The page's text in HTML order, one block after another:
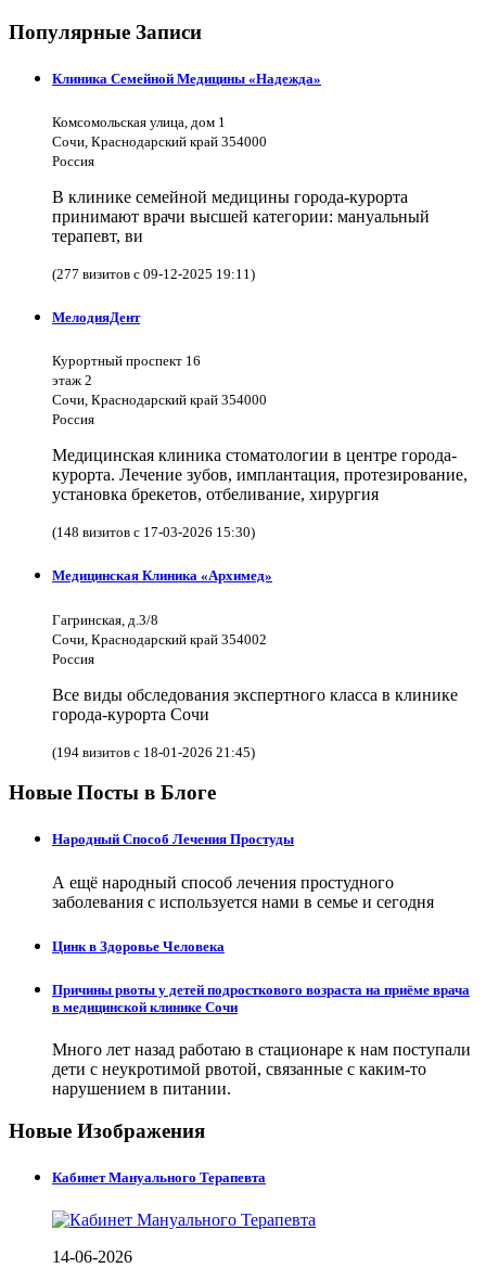
Популярные Записи
Клиника Семейной Медицины «Надежда»
Комсомольская улица, дом 1
Сочи, Краснодарский край 354000
Россия
В клинике семейной медицины города-курорта
принимают врачи высшей категории: мануальный
терапевт, ви
(277 визитов с 09-12-2025 19:11)
МелодияДент
Курортный проспект 16
этаж 2
Сочи, Краснодарский край 354000
Россия
Медицинская клиника стоматологии в центре города-
курорта. Лечение зубов, имплантация, протезирование,
установка брекетов, отбеливание, хирургия
(148 визитов с 17-03-2026 15:30)
Медицинская Клиника «Архимед»
Гагринская, д.3/8
Сочи, Краснодарский край 354002
Россия
Все виды обследования экспертного класса в клинике
города-курорта Сочи
(194 визитов с 18-01-2026 21:45)
Новые Посты в Блоге
Народный Способ Лечения Простуды
А ещё народный способ лечения простудного
заболевания с используется нами в семье и сегодня
Цинк в Здоровье Человека
Причины рвоты у детей подросткового возраста на приёме врача
в медицинской клинике Сочи
Много лет назад работаю в стационаре к нам поступали
дети с неукротимой рвотой, связанные с каким-то
нарушением в питании.
Новые Изображения
Кабинет Мануального Терапевта
14-06-2026